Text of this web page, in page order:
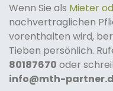
Wenn Sie als Mieter
nachvertraglichen
vorenthalten wird,
Tieben persönlich.
80187670 oder
info@mth-